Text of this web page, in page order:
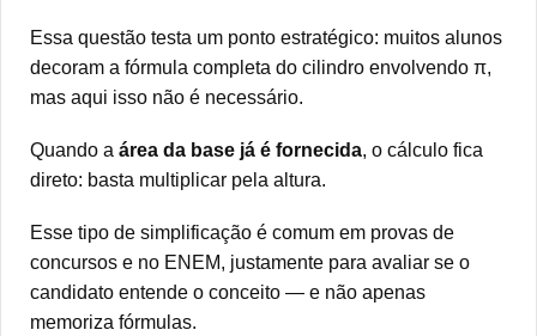
Essa questão testa um ponto estratégico: muitos alunos
decoram a fórmula completa do cilindro envolvendo π,
mas aqui isso não é necessário.
Quando a área da base já é fornecida, o cálculo fica
direto: basta multiplicar pela altura.
Esse tipo de simplificação é comum em provas de
concursos e no ENEM, justamente para avaliar se o
candidato entende o conceito — e não apenas
memoriza fórmulas.